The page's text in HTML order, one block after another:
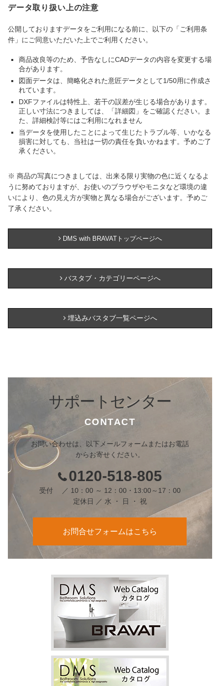
データ取り扱い上の注意
公開しておりますデータをご利用になる前に、以下の「ご利用条
件」にご同意いただいた上でご利用ください。
商品改良等のため、予告なしにCADデータの内容を変更する場
合があります。
図面データは、簡略化された意匠データとして1/50用に作成さ
れています。
DXFファイルは特性上、若干の誤差が生じる場合があります。
正しい寸法につきましては、「詳細図」をご確認ください。ま
た、詳細検討等にはご利用になれません
当データを使用したことによって生じたトラブル等、いかなる
損害に対しても、当社は一切の責任を負いかねます。予めご了
承ください。
※ 商品の写真につきましては、出来る限り実物の色に近くなるよ
うに努めておりますが、お使いのブラウザやモニタなど環境の違
いにより、色の見え方が実物と異なる場合がございます。予めご
了承ください。
DMS with BRAVATトップページへ
バスタブ・カテゴリーページへ
埋込みバスタブ一覧ページへ
サポートセンター
CONTACT
お問い合わせは、以下メールフォームまたはお電話
からお寄せください。
0120-518-805
受付 ／ 10：00 ～ 12：00・13:00～17：00
定休日 ／ 水 ・ 日 ・ 祝
お問合せフォームはこちら